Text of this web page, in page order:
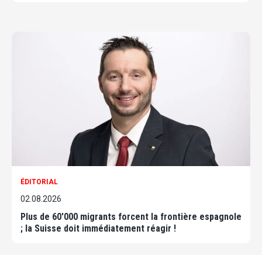
ÉDITORIAL
02.08.2026
Plus de 60'000 migrants forcent la frontière espagnole
; la Suisse doit immédiatement réagir !